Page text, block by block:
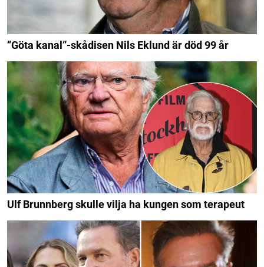
”Göta kanal”-skådisen Nils Eklund är död 99 år
Ulf Brunnberg skulle vilja ha kungen som terapeut